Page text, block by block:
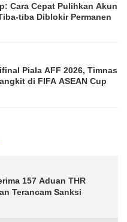
Cara Cepat Pulihkan Akun
tiba Diblokir Permanen
Piala AFF 2026, Timnas
di FIFA ASEAN Cup
157 Aduan THR
Terancam Sanksi